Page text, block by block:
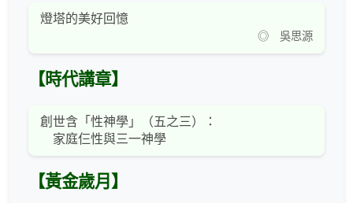
燈塔的美好回憶
◎ 吳思源
【時代講章】
創世含「性神學」（五之三）：
家庭仨性與三一神學
【黃金歲月】